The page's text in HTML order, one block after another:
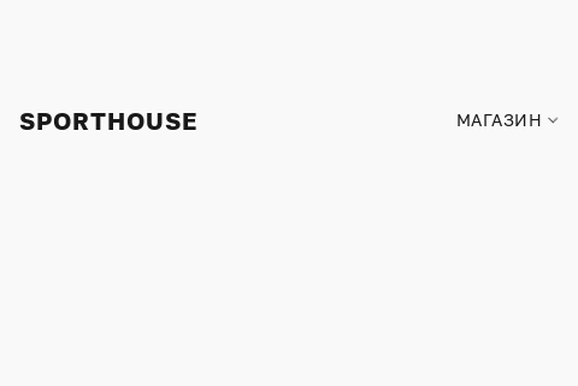
SPORTHOUSE МАГАЗИН